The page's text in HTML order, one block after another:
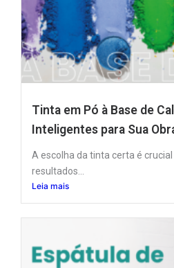
Tinta em Pó à Base de
Inteligentes para Sua
A escolha da tinta certa é
resultados...
Leia mais